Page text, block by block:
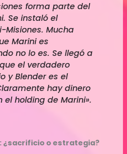
forma parte del
Se instaló el
Misiones. Mucha
Marini es
no lo es. Se llegó a
el verdadero
y Blender es el
hay dinero
el holding de Marini».
¿sacrificio o estrategia?